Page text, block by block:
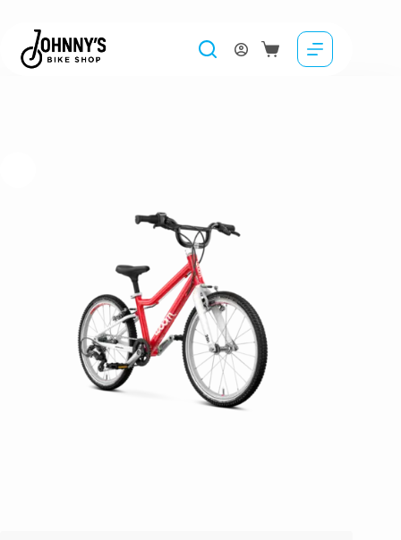
2,800.00lei Selectează opțiunile